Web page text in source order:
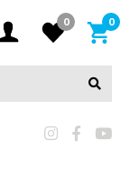
0 0